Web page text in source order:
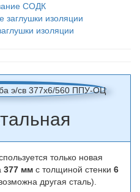
СОДК
изоляции
изоляции
только новая
377 ммс толщиной стенки 6
другая сталь).